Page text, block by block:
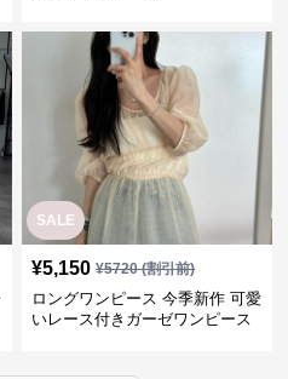
SALE
¥5,150 ¥5720(割引前)
ロングワンピース 今季新作 可愛
いレース付きガーゼワンピース